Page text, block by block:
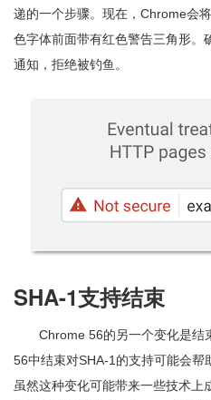
递的一个步骤。现在，Chrome会
色字体前面带有红色警告三角形。
通知，拒绝被钓鱼。
SHA-1支持结束
Chrome 56的另一个变化是结
56中结束对SHA-1的支持可能会帮
虽然这种变化可能带来一些技术上